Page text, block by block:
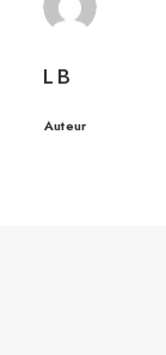
L B
Auteur